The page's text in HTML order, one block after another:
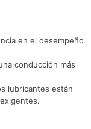
en el desempeño
conducción más
lubricantes están